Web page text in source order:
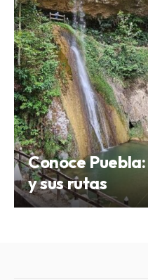
Conoce
y sus rutas